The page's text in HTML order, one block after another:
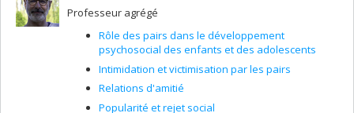
Professeur agrégé
Rôle des pairs dans le développement
psychosocial des enfants et des adolescents
Intimidation et victimisation par les pairs
Relations d'amitié
Popularité et rejet social